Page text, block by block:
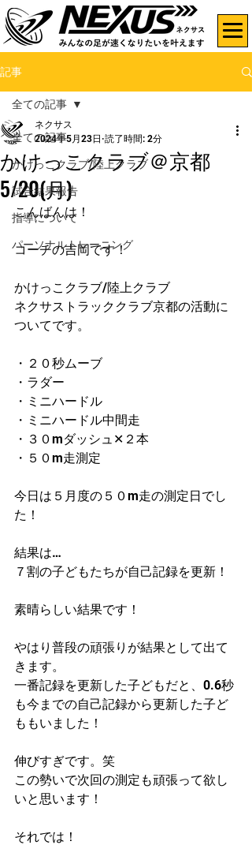
記事
全ての記事
かけっこクラブ/陸上クラブ
試合結果報告
指導について
パーソナルトレーニング
全ての記事
かけっこクラブ＠京都
5/20(月)
ネクサス
2024年5月23日 読了時間: 2分
こんばんは！
コーチの吉岡です！
かけっこクラブ/陸上クラブ
ネクサストラッククラブ京都の活動に
ついてです。
・２０秒ムーブ
・ラダー
・ミニハードル
・ミニハードル中間走
・３０mダッシュ✕２本
・５０m走測定
今日は５月度の５０m走の測定日でし
た！
結果は…
７割の子どもたちが自己記録を更新！
素晴らしい結果です！
やはり普段の頑張りが結果として出て
きます。
一番記録を更新した子どもだと、0.6秒
も今までの自己記録から更新した子ど
ももいました！
伸びすぎです。笑
この勢いで次回の測定も頑張って欲し
いと思います！
それでは！